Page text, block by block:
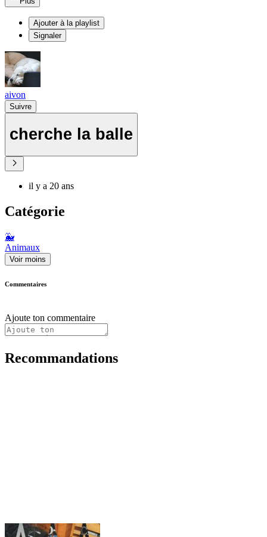
Ajouter à la playlist
Signaler
aivon
Suivre
cherche la balle
il y a 20 ans
Catégorie
🐳
Animaux
Voir moins
Commentaires
Ajoute ton commentaire
Recommandations